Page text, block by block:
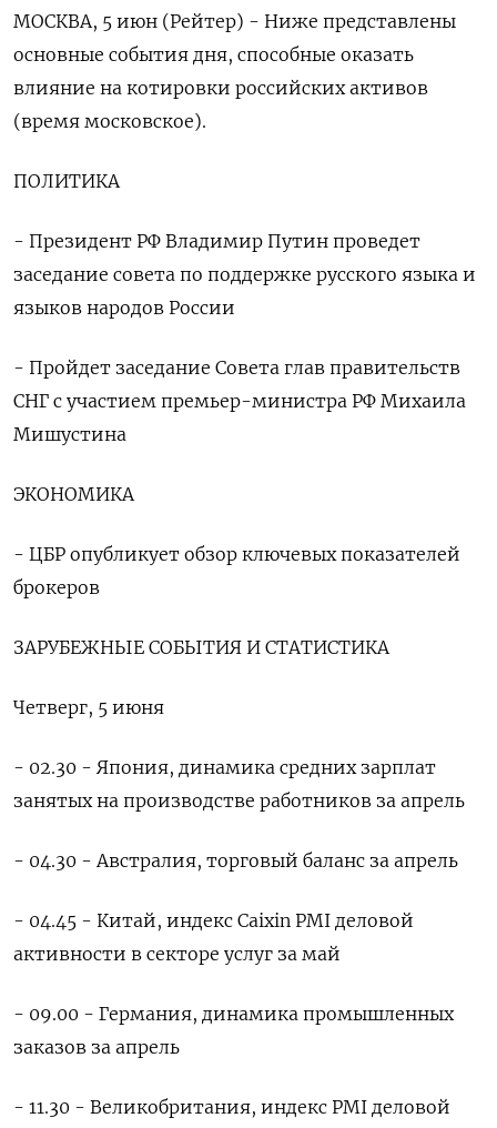
МОСКВА, 5 июн (Рейтер) - Ниже представлены
основные события дня, способные оказать
влияние на котировки российских активов
(время московское).
ПОЛИТИКА
- Президент РФ Владимир Путин проведет
заседание совета по поддержке русского языка и
языков народов России
- Пройдет заседание Совета глав правительств
СНГ с участием премьер-министра РФ Михаила
Мишустина
ЭКОНОМИКА
- ЦБР опубликует обзор ключевых показателей
брокеров
ЗАРУБЕЖНЫЕ СОБЫТИЯ И СТАТИСТИКА
Четверг, 5 июня
- 02.30 - Япония, динамика средних зарплат
занятых на производстве работников за апрель
- 04.30 - Австралия, торговый баланс за апрель
- 04.45 - Китай, индекс Caixin PMI деловой
активности в секторе услуг за май
- 09.00 - Германия, динамика промышленных
заказов за апрель
- 11.30 - Великобритания, индекс PMI деловой